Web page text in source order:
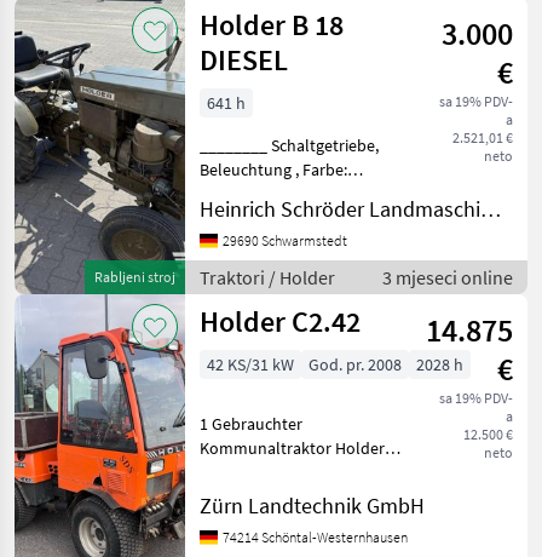
Rabljeni stroj
Holder B 18
DIESEL
3.000
€
sa 19% PDV-
a
2.521,01 €
neto
641 h
________ Schaltgetriebe,
Beleuchtung , Farbe:
Hinweis:
Gebrauchtmaschinen
verkaufen wir
ausschließlich an
Gewerbetreibende und
ohne Garant
Heinrich Schröder Landmaschinen KG Schwarmstedt
29690 Schwarmstedt
Traktori / Holder 3 mjeseci online
Holder C2.42
14.875
€
sa 19% PDV-
a
12.500 €
neto
42 KS/31 kW God. pr. 2008 2028 h
1 Gebrauchter
Kommunaltraktor Holder
202002631
Erfassungsnummer: 112600
Baujahr / Erstzulassung:
Zürn Landtechnik GmbH
74214 Schöntal-Westernhausen